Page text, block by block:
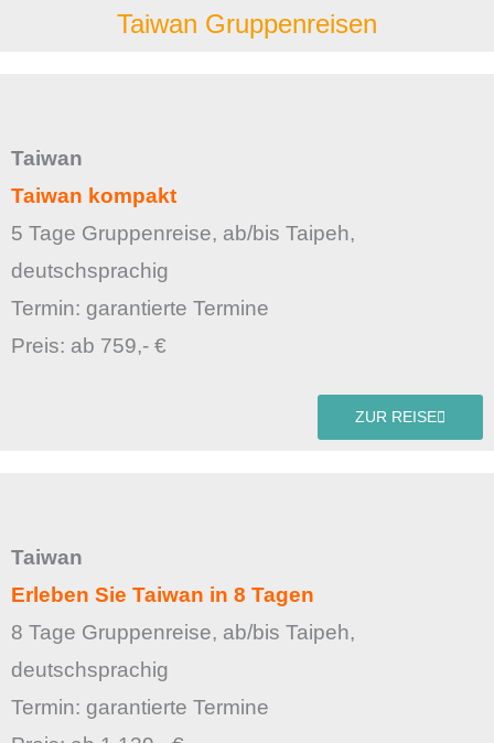
Taiwan Gruppenreisen
Taiwan
Taiwan kompakt
5 Tage Gruppenreise, ab/bis Taipeh,
deutschsprachig
Termin: garantierte Termine
Preis: ab 759,- €
ZUR REISE
Taiwan
Erleben Sie Taiwan in 8 Tagen
8 Tage Gruppenreise, ab/bis Taipeh,
deutschsprachig
Termin: garantierte Termine